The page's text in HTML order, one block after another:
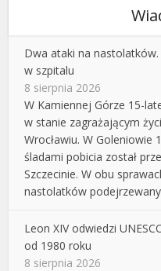
Dwa ataki na
w szpitalu
8 sierpnia 2026
W Kamiennej Górze 15-
w stanie zagrażającym
Wrocławiu. W Goleniowie
śladami pobicia został
Szczecinie. W obu
nastolatków
Leon XIV odwiedzi
od 1980 roku
8 sierpnia 2026